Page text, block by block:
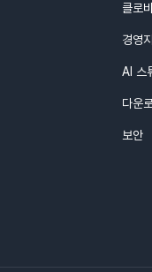
클로
경영
AI 스
다운
보안